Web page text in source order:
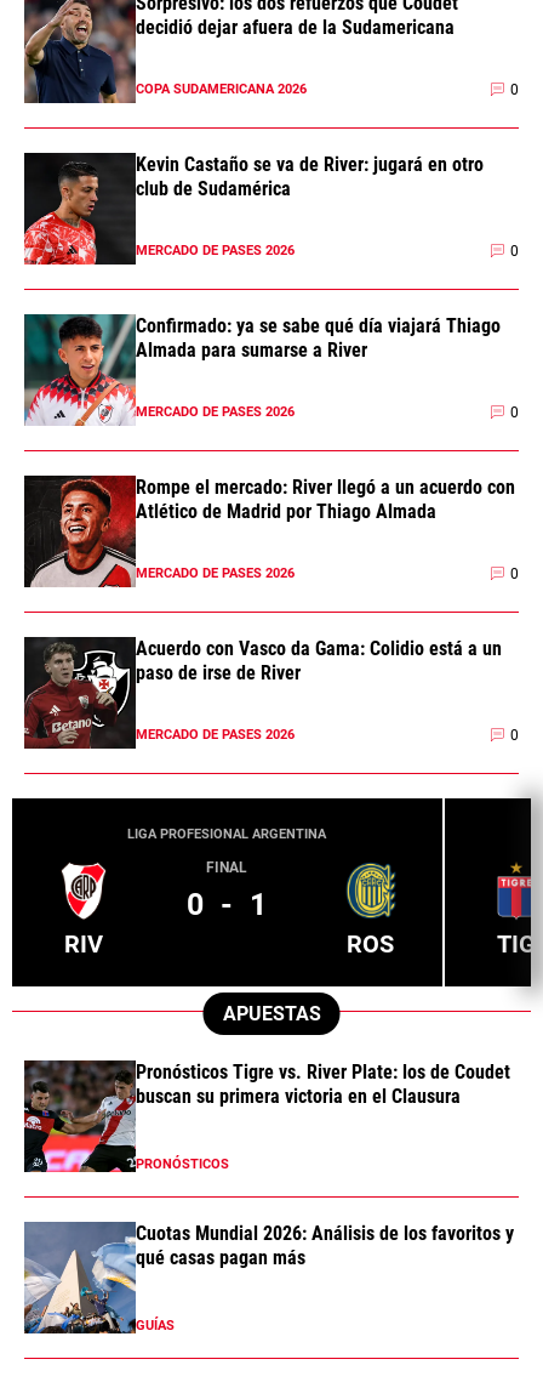
decidió dejar afuera de la Sudamericana
COPA SUDAMERICANA 2026 0
Kevin Castaño se va de River: jugará en otro
club de Sudamérica
MERCADO DE PASES 2026 0
Confirmado: ya se sabe qué día viajará Thiago
Almada para sumarse a River
MERCADO DE PASES 2026 0
Rompe el mercado: River llegó a un acuerdo con
Atlético de Madrid por Thiago Almada
MERCADO DE PASES 2026 0
Acuerdo con Vasco da Gama: Colidio está a un
paso de irse de River
MERCADO DE PASES 2026 0
LIGA PROFESIONAL ARGENTINA
RIV
FINAL
0 - 1
ROS TIG
APUESTAS
Pronósticos Tigre vs. River Plate: los de Coudet
buscan su primera victoria en el Clausura
PRONÓSTICOS
Cuotas Mundial 2026: Análisis de los favoritos y
qué casas pagan más
GUÍAS